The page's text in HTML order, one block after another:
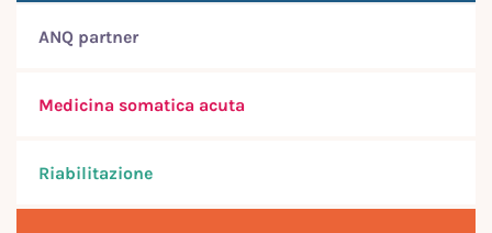
ANQ partner
Medicina somatica acuta
Riabilitazione